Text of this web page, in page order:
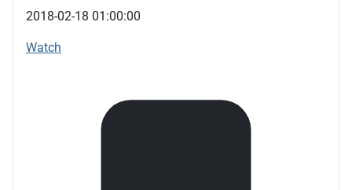
2018-02-18 01:00:00
Watch